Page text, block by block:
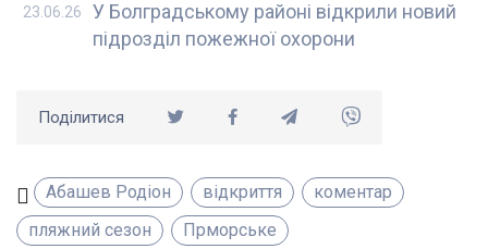
У Болградському районі відкрили новий
підрозділ пожежної охорони
23.06.26
Поділитися
Абашев Родіон відкриття
коментар
пляжний сезон
Прморське